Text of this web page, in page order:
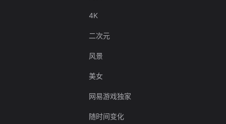
4K
二次元
风景
美女
网易游戏独家
随时间变化